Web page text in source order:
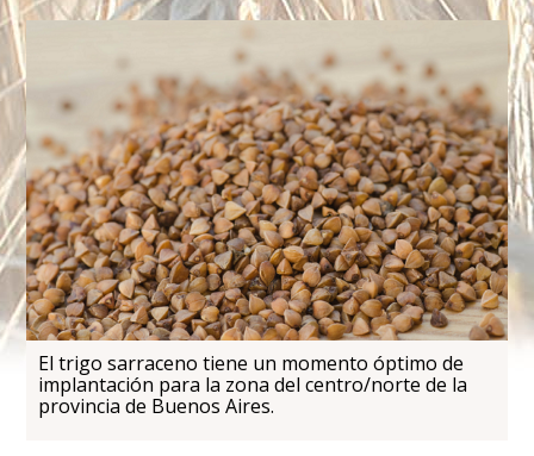
El trigo sarraceno tiene un momento óptimo de
implantación para la zona del centro/norte de la
provincia de Buenos Aires.